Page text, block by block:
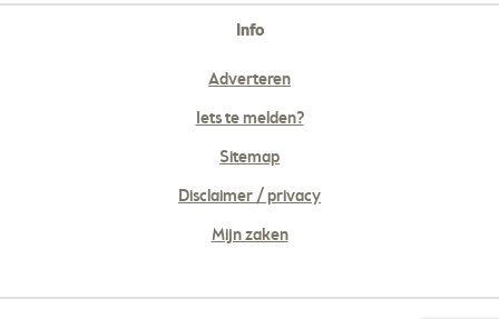
Info
Adverteren
Iets te melden?
Sitemap
Disclaimer / privacy
Mijn zaken